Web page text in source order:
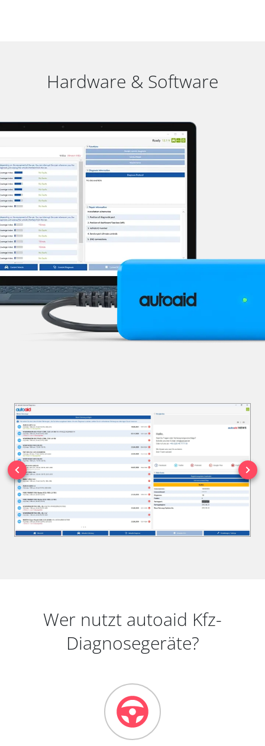
Hardware & Software
Wer nutzt autoaid Kfz-
Diagnosegeräte?